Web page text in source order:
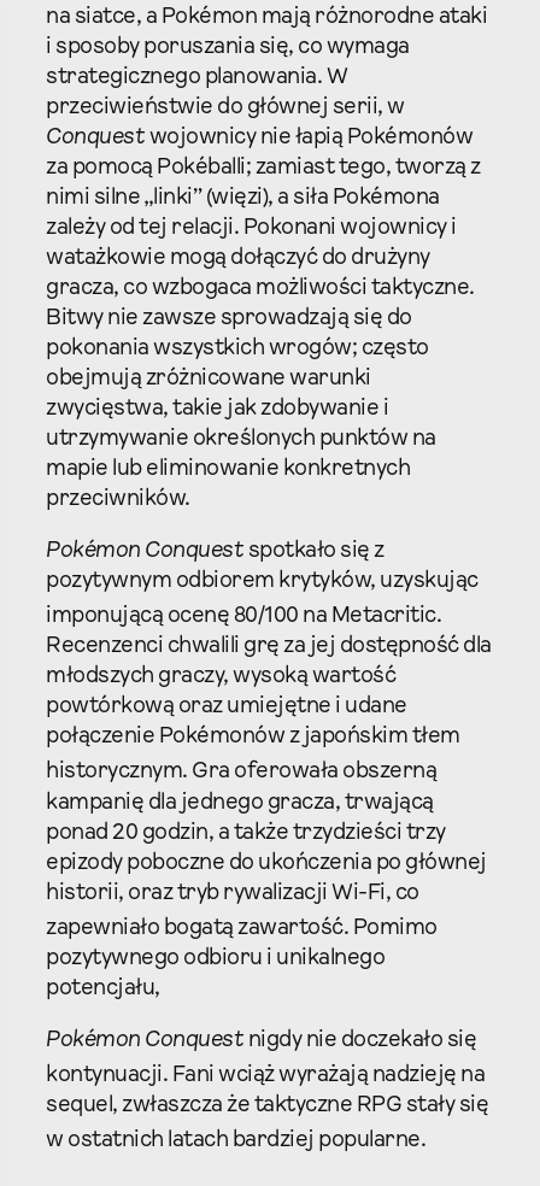
na siatce, a Pokémon mają różnorodne ataki
i sposoby poruszania się, co wymaga
strategicznego planowania. W
przeciwieństwie do głównej serii, w
Conquest wojownicy nie łapią Pokémonów
za pomocą Pokéballi; zamiast tego, tworzą z
nimi silne „linki” (więzi), a siła Pokémona
zależy od tej relacji. Pokonani wojownicy i
watażkowie mogą dołączyć do drużyny
gracza, co wzbogaca możliwości taktyczne.
Bitwy nie zawsze sprowadzają się do
pokonania wszystkich wrogów; często
obejmują zróżnicowane warunki
zwycięstwa, takie jak zdobywanie i
utrzymywanie określonych punktów na
mapie lub eliminowanie konkretnych
przeciwników.
Pokémon Conquest spotkało się z
pozytywnym odbiorem krytyków, uzyskując
imponującą ocenę 80/100 na Metacritic.
Recenzenci chwalili grę za jej dostępność dla
młodszych graczy, wysoką wartość
powtórkową oraz umiejętne i udane
połączenie Pokémonów z japońskim tłem
historycznym. Gra oferowała obszerną
kampanię dla jednego gracza, trwającą
ponad 20 godzin, a także trzydzieści trzy
epizody poboczne do ukończenia po głównej
historii, oraz tryb rywalizacji Wi-Fi, co
zapewniało bogatą zawartość. Pomimo
pozytywnego odbioru i unikalnego
potencjału,
Pokémon Conquest nigdy nie doczekało się
kontynuacji. Fani wciąż wyrażają nadzieję na
sequel, zwłaszcza że taktyczne RPG stały się
w ostatnich latach bardziej popularne.